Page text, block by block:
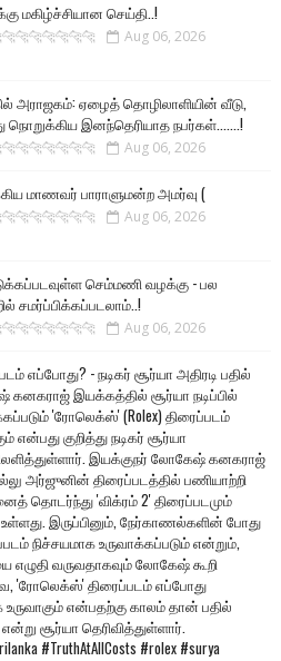
மகிழ்ச்சியான செய்தி..!
Aug 06, 2026
அராஜகம்: ஏழைத் தொழிலாளியின் வீடு,
நொறுக்கிய இனந்தெரியாத நபர்கள்.......!
Aug 06, 2026
மாணவர் பாராளுமன்ற அமர்வு (
Aug 06, 2026
செம்மணி வழக்கு - பல
சமர்ப்பிக்கப்படலாம்..!
Aug 06, 2026
எப்போது? - நடிகர் சூர்யா அதிரடி பதில்
இயக்கத்தில் சூர்யா நடிப்பில்
'ரோலெக்ஸ்' (Rolex) திரைப்படம்
குறித்து நடிகர் சூர்யா
இயக்குநர் லோகேஷ் கனகராஜ்
அர்ஜுனின் திரைப்படத்தில் பணியாற்றி
தொடர்ந்து 'விக்ரம் 2' திரைப்படமும்
உள்ளது. இருப்பினும், நேர்காணல்களின் போது
நிச்சயமாக உருவாக்கப்படும் என்றும்,
வருவதாகவும் லோகேஷ் கூறி
'ரோலெக்ஸ்' திரைப்படம் எப்போது
உருவாகும் என்பதற்கு காலம் தான் பதில்
சூர்யா தெரிவித்துள்ளார்.
#TruthAtAllCosts #rolex #surya